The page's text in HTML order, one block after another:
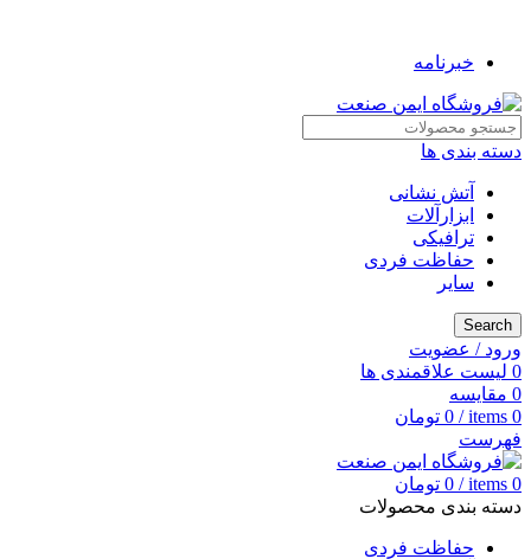
خبرنامه
دسته بندی ها
آتش نشانی
ابزارآلات
ترافیکی
حفاظت فردی
سایر
Search
ورود / عضویت
0 لیست علاقمندی ها
0 مقایسه
0
items
/
0 تومان
فهرست
0
items
/
0 تومان
دسته بندی محصولات
حفاظت فردی